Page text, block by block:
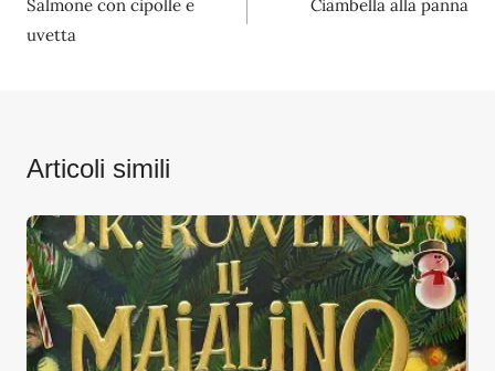
articoli
Salmone con cipolle e
uvetta
Ciambella alla panna
Articoli simili